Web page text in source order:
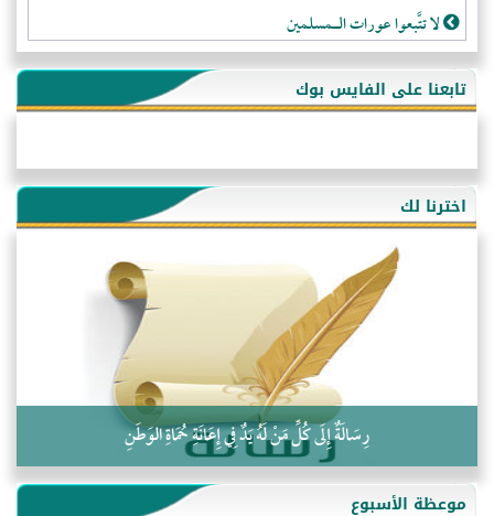
لا تتَّبعوا عورات الـمسلمين
فقه النَّصيحة عند الصَّحابة الكرام رضي الله عنهم
لَا عِزَّةَ إِلَّا بِالإِسْلَامِ
هذه سبيلنا فماذا تنقمون؟!
أُسُـسُ بَـيْـتِ الـمُسْـلِمِ
التَّعْلِيمُ القُرْآنِي
كلمة إلى إخواني السلفيين في الجزائر
تابعنا على الفايس بوك
اخترنا لك
رِسَالَةٌ إِلَى كُلِّ مَنْ لَهُ يَدٌ فِي إِعَانَةِ حُمَاةِ الوَطَنِ
موعظة الأسبوع